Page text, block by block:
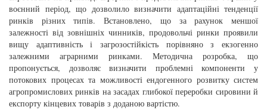
воєнний період, що дозволило визначити адаптаційні тенденції
ринків різних типів. Встановлено, що за рахунок меншої
залежності від зовнішніх чинників, продовольчі ринки проявили
вищу адаптивність і загрозостійкість порівняно з екзогенно
залежними аграрними ринками. Методична розробка, що
пропонується, дозволяє визначити проблемні компоненти у
потокових процесах та можливості ендогенного розвитку систем
агропромислових ринків на засадах глибокої переробки сировини й
експорту кінцевих товарів з доданою вартістю.